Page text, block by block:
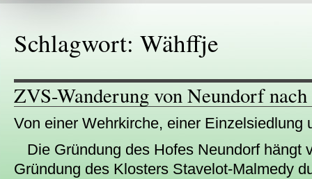
Schlagwort: Wähffje
ZVS-Wanderung von Neundorf
Von einer Wehrkirche, einer Einzelsiedlung
Die Gründung des Hofes Neundorf hängt
Gründung des Klosters Stavelot-Malmedy